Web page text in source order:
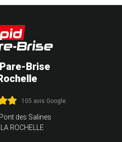
Brise
105 avis Google
des Salines
ROCHELLE